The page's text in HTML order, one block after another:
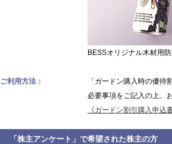
BESSオリジナル木材用
ご利用方法：
「ガードン購入時の優
必要事項をご記入の上、
《ガードン割引購入申込
「株主アンケート」で希望された株主の方